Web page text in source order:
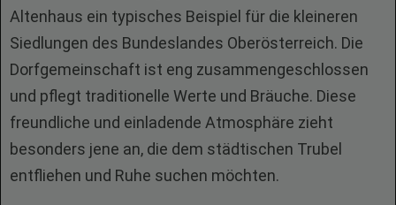
Altenhaus ein typisches Beispiel für die kleineren
Siedlungen des Bundeslandes Oberösterreich. Die
Dorfgemeinschaft ist eng zusammengeschlossen
und pflegt traditionelle Werte und Bräuche. Diese
freundliche und einladende Atmosphäre zieht
besonders jene an, die dem städtischen Trubel
entfliehen und Ruhe suchen möchten.